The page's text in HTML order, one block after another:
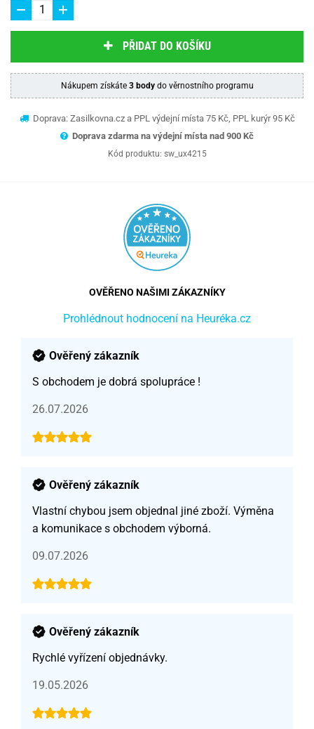
PŘIDAT DO KOŠÍKU
Nákupem získáte 3 bodydo věrnostního programu
Doprava: Zasilkovna.cz a PPL výdejní místa 75 Kč, PPL kurýr 95 Kč
Doprava zdarma na výdejní místa nad 900 Kč
Kód produktu: sw_ux4215
OVĚŘENO NAŠIMI ZÁKAZNÍKY
Prohlédnout hodnocení na Heuréka.cz
Ověřený zákazník
S obchodem je dobrá spolupráce !
26.07.2026
Ověřený zákazník
Vlastní chybou jsem objednal jiné zboží. Výměna
a komunikace s obchodem výborná.
09.07.2026
Ověřený zákazník
Rychlé vyřízení objednávky.
19.05.2026